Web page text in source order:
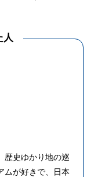
人
歴史ゆかり地の巡
ムが好きで、日本